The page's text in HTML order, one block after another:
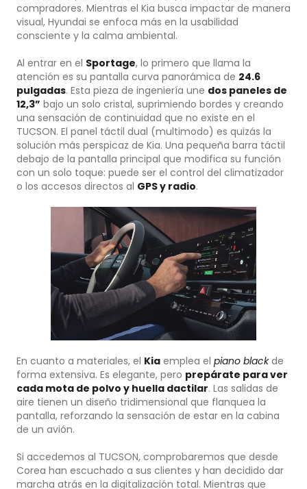
compradores. Mientras el Kia busca impactar de manera
visual, Hyundai se enfoca más en la usabilidad
consciente y la calma ambiental.
Al entrar en el Sportage, lo primero que llama la
atención es su pantalla curva panorámica de 24.6
pulgadas. Esta pieza de ingeniería une dos paneles de
12,3” bajo un solo cristal, suprimiendo bordes y creando
una sensación de continuidad que no existe en el
TUCSON. El panel táctil dual (multimodo) es quizás la
solución más perspicaz de Kia. Una pequeña barra táctil
debajo de la pantalla principal que modifica su función
con un solo toque: puede ser el control del climatizador
o los accesos directos al GPS y radio.
En cuanto a materiales, el Kia emplea el piano blackde
forma extensiva. Es elegante, pero prepárate para ver
cada mota de polvo y huella dactilar. Las salidas de
aire tienen un diseño tridimensional que flanquea la
pantalla, reforzando la sensación de estar en la cabina
de un avión.
Si accedemos al TUCSON, comprobaremos que desde
Corea han escuchado a sus clientes y han decidido dar
marcha atrás en la digitalización total. Mientras que